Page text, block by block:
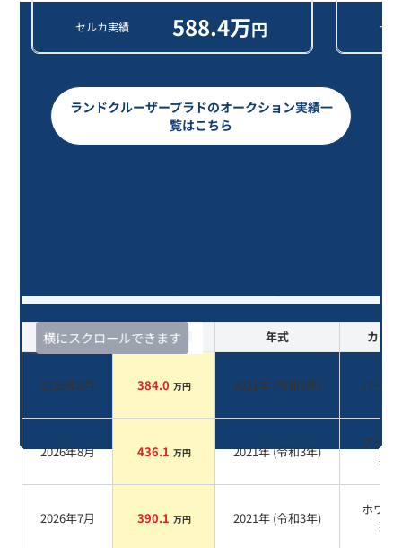
セルカ実績 588.4万円 セ
ランドクルーザープラドのオークション実績一
覧はこちら
横にスクロールできます
査定時期 セルカ実績 年式 カラー
2026年8月 384.0 万円 2021年 (令和3年) パール
2026年8月 436.1 万円 2021年 (令和3年)
ブラッ
系
2026年7月 390.1 万円 2021年 (令和3年)
ホワイ
系